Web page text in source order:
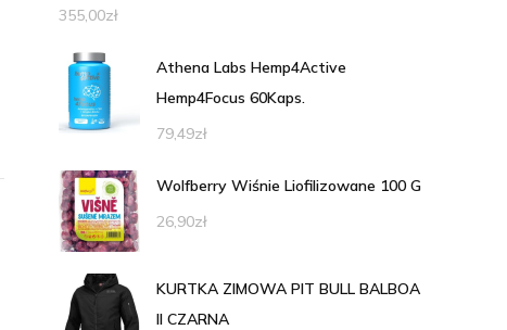
355,00zł
Athena Labs Hemp4Active
Hemp4Focus 60Kaps.
79,49zł
Wolfberry Wiśnie Liofilizowane 100 G
26,90zł
KURTKA ZIMOWA PIT BULL BALBOA
II CZARNA